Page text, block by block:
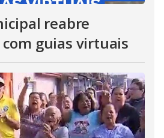
reabre
guias virtuais